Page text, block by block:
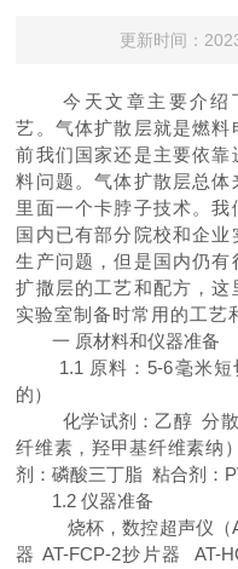
更新时间：
今天文章主要介绍
艺。 气体扩散层就是燃料
前我们国家还是主要依
料问题。气体扩散层总
里面一个卡脖子技术。我
国内已有部分院校和企
生产问题，但是国内仍
扩撒层的工艺和配方，
实验室制备时常用的工艺
一 原材料和仪器准备
1.1 原料：5-6毫米
的）
化学试剂：乙醇 分
纤维素，羟甲基纤维素纳
剂：磷酸三丁脂 粘合剂：
1.2 仪器准备
烧杯，数控超声仪（
器 AT-FCP-2抄片器 AT-